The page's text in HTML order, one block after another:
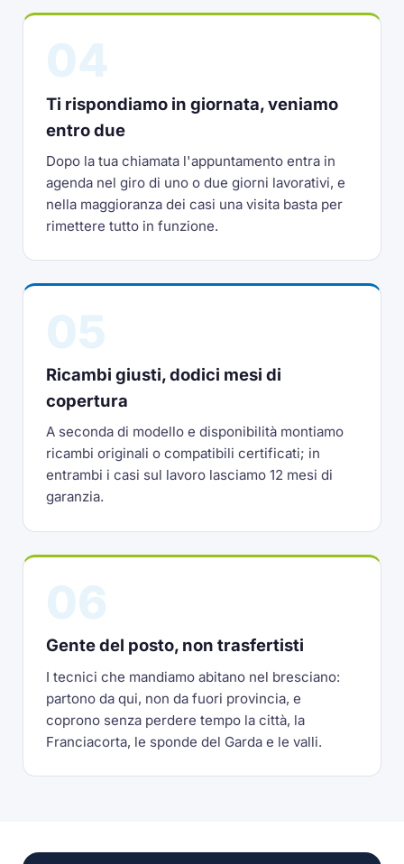
Ti rispondiamo in giornata, veniamo
entro due
Dopo la tua chiamata l'appuntamento entra in
agenda nel giro di uno o due giorni lavorativi, e
nella maggioranza dei casi una visita basta per
rimettere tutto in funzione.
Ricambi giusti, dodici mesi di
copertura
A seconda di modello e disponibilità montiamo
ricambi originali o compatibili certificati; in
entrambi i casi sul lavoro lasciamo 12 mesi di
garanzia.
Gente del posto, non trasfertisti
I tecnici che mandiamo abitano nel bresciano:
partono da qui, non da fuori provincia, e
coprono senza perdere tempo la città, la
Franciacorta, le sponde del Garda e le valli.